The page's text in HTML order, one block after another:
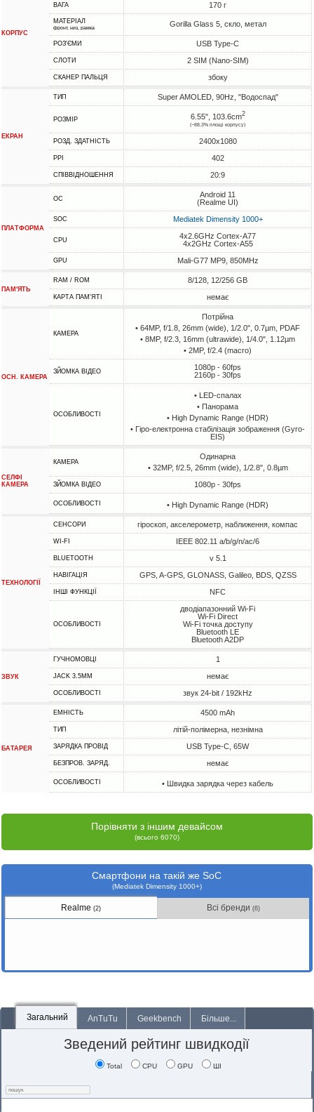
КОРПУС
ВАГА 170 г
МАТЕРІАЛ
фронт, низ, рамка Gorilla Glass 5, скло, метал
РОЗ'ЄМИ USB Type-C
СЛОТИ 2 SIM (Nano-SIM)
СКАНЕР ПАЛЬЦЯ збоку
ЕКРАН
ТИП Super AMOLED, 90Hz, "Водоспад"
РОЗМІР 6.55", 103.6cm2
(~88.3% площі корпусу)
РОЗД. ЗДАТНІСТЬ 2400x1080
PPI 402
СПІВВІДНОШЕННЯ 20:9
ПЛАТФОРМА
ОС
Android 11
(Realme UI)
SOC Mediatek Dimensity 1000+
CPU
4x2.6GHz Cortex-A77
4x2GHz Cortex-A55
GPU Mali-G77 MP9, 850MHz
ПАМ'ЯТЬ
RAM / ROM 8/128, 12/256 GB
КАРТА ПАМ'ЯТІ немає
ОСН. КАМЕРА
КАМЕРА
Потрійна
• 64MP, f/1.8, 26mm (wide), 1/2.0", 0.7µm, PDAF
• 8MP, f/2.3, 16mm (ultrawide), 1/4.0", 1.12µm
• 2MP, f/2.4 (macro)
ЗЙОМКА ВІДЕО
1080p - 60fps
2160p - 30fps
ОСОБЛИВОСТІ
• LED-спалах
• Панорама
• High Dynamic Range (HDR)
• Гіро-електронна стабілізація зображення (Gyro-
EIS)
СЕЛФІ
КАМЕРА
КАМЕРА
Одинарна
• 32MP, f/2.5, 26mm (wide), 1/2.8", 0.8µm
ЗЙОМКА ВІДЕО 1080p - 30fps
ОСОБЛИВОСТІ • High Dynamic Range (HDR)
ТЕХНОЛОГІЇ
СЕНСОРИ гіроскоп, акселерометр, наближення, компас
WI-FI IEEE 802.11 a/b/g/n/ac/6
BLUETOOTH v 5.1
НАВІГАЦІЯ GPS, A-GPS, GLONASS, Galileo, BDS, QZSS
ІНШІ ФУНКЦІЇ NFC
ОСОБЛИВОСТІ
дводіапазонний Wi-Fi
Wi-Fi Direct
Wi-Fi точка доступу
Bluetooth LE
Bluetooth A2DP
ЗВУК
ГУЧНОМОВЦІ 1
JACK 3.5MM немає
ОСОБЛИВОСТІ звук 24-bit / 192kHz
БАТАРЕЯ
ЕМНІСТЬ 4500 mAh
ТИП літій-полімерна, незнімна
ЗАРЯДКА ПРОВІД USB Type-C, 65W
БЕЗПРОВ. ЗАРЯД. немає
ОСОБЛИВОСТІ • Швидка зарядка через кабель
Порівняти з іншим девайсом
(всього 6070)
Смартфони на такій же SoC
(Mediatek Dimensity 1000+)
Realme(2) Всі бренди (6)
Загальний AnTuTu Geekbench Більше...
Зведений рейтинг швидкодії
Total CPU GPU ШІ